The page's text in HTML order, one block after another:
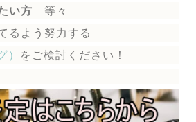
い方 等々
るよう努力する
）
を ご検討ください！